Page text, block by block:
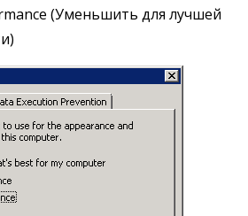
(Уменьшить для лучшей